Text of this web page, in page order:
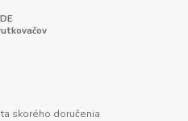
skorého doručenia